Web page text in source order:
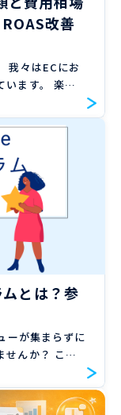
改善
我々はECにお
います。 楽
ECモールや自
のノウハウを
とは？参
ーが集まらずに
せんか？ この
、広告運用実
がAmaz […]